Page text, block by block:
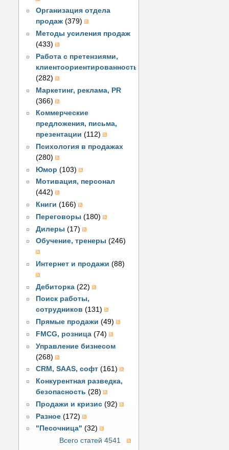
Организация отдела
продаж (379)
Методы усиления продаж
(433)
Работа с претензиями,
клиентоориентированность
(282)
Маркетинг, реклама, PR
(366)
Коммерческие
предложения, письма,
презентации (112)
Психология в продажах
(280)
Юмор (103)
Мотивация, персонал
(442)
Книги (166)
Переговоры (180)
Дилеры (17)
Обучение, тренеры (246)
Интернет и продажи (88)
Дебиторка (22)
Поиск работы,
сотрудников (131)
Прямые продажи (49)
FMCG, розница (74)
Управление бизнесом
(268)
CRM, SAAS, софт (161)
Конкурентная разведка,
безопасность (28)
Продажи и кризис (92)
Разное (172)
"Песочница" (32)
Всего статей 4541